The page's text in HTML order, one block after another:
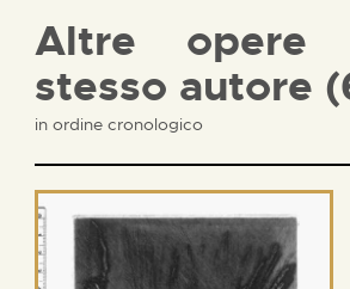
Altre opere
stesso autore
in ordine cronologico